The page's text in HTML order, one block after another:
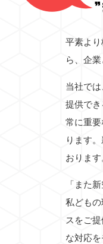
平素よ
ら、企
当社で
提供で
常に重
ります
おります
「また
私ども
スをご
な対応